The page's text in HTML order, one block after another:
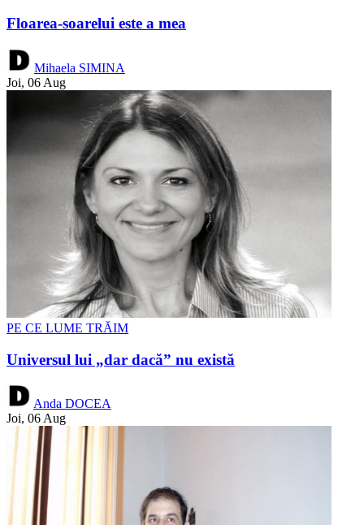
Floarea-soarelui este a mea
Mihaela SIMINA
Joi, 06 Aug
PE CE LUME TRĂIM
Universul lui „dar dacă” nu există
Anda DOCEA
Joi, 06 Aug